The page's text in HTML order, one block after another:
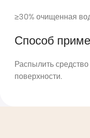
≥30% очищенная
Способ
Распылить
поверхности.